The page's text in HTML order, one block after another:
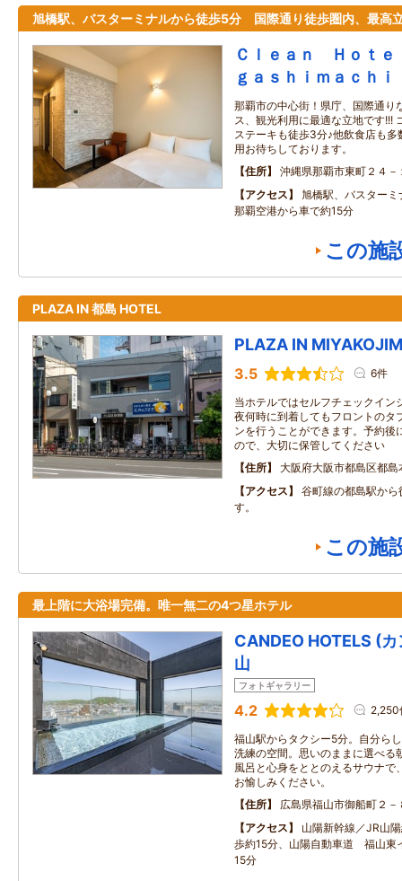
旭橋駅、バスターミナルから徒歩5分 国際通り徒歩圏内、最高
Ｃｌｅａｎ Ｈｏｔ
ｇａｓｈｉｍａｃｈｉ
那覇市の中心街！県庁、国際通り
ス、観光利用に最適な立地です!!!
ステーキも徒歩3分♪他飲食店も
用お待ちしております。
住所
沖縄県那覇市東町２４－
アクセス
旭橋駅、バスター
那覇空港から車で約15分
この施
PLAZA IN 都島 HOTEL
PLAZA IN
3.5 6件
当ホテルではセルフチェックイン
夜何時に到着してもフロントのタ
ンを行うことができます。予約後
ので、大切に保管してください
住所
大阪府大阪市都島区都島
アクセス
谷町線の都島駅か
す。
この施
最上階に大浴場完備。唯一無二の4つ星ホテル
CANDEO HOTELS (
山
フォトギャラリー
4.2 2,250
福山駅からタクシー5分。自分ら
洗練の空間。思いのままに選べる
風呂と心身をととのえるサウナで
お愉しみください。
住所
広島県福山市御船町２－
アクセス
山陽新幹線／JR山
歩約15分、山陽自動車道 福山東
15分